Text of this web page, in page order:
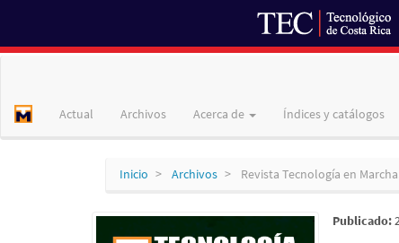
principal
Actual Archivos Acerca de Índices y catálogos
Inicio Archivos Revista Tecnología en
Publicado: